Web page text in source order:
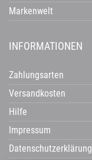
Markenwelt
INFORMATIONEN
Zahlungsarten
Versandkosten
Hilfe
Impressum
Datenschutzerklärung